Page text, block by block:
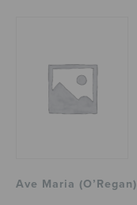
Ave Maria (O’Regan)